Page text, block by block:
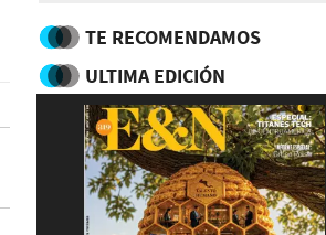
TE RECOMENDAMOS
ULTIMA EDICIÓN